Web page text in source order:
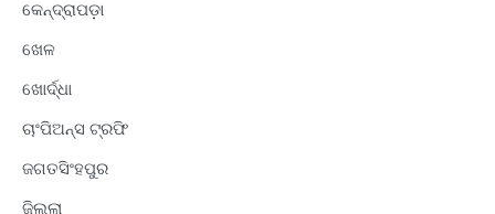
କେନ୍ଦ୍ରାପଡ଼ା
ଖେଳ
ଖୋର୍ଦ୍ଧା
ଚାଂପିଅନ୍ସ ଟ୍ରଫି
ଜଗତସିଂହପୁର
ଜିଲ୍ଲା